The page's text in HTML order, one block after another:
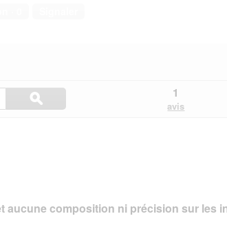
Rechercher
ϙRechercher
1
avis
composition ni précision sur les